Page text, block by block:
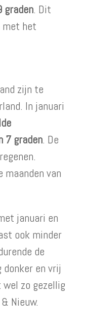
graden. Dit
met het
zijn te
In januari
7 graden. De
maanden van
januari en
ook minder
de
en vrij
wel zo gezellig
Nieuw.